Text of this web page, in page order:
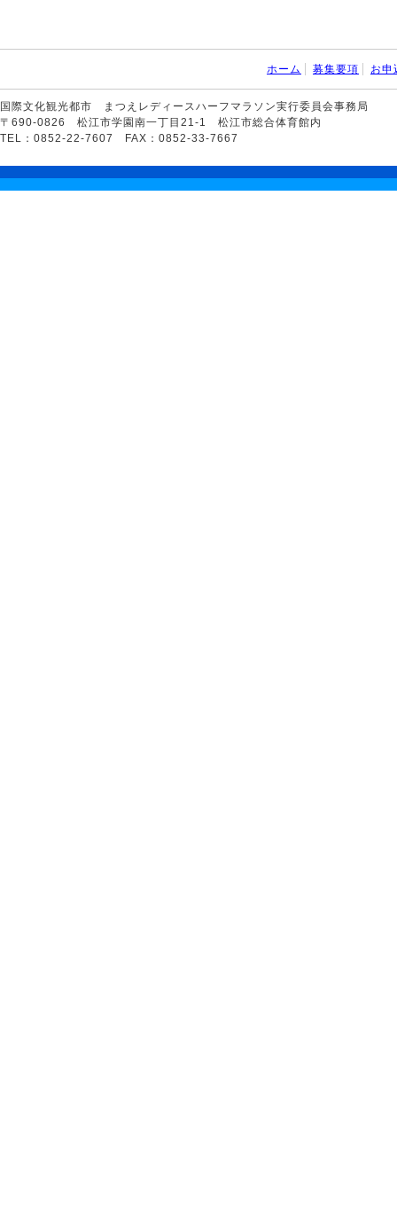
ホーム 募集要項 お申
国際文化観光都市 まつえレディースハーフマラソン実行委員会事務局
〒690-0826 松江市学園南一丁目21-1 松江市総合体育館内
TEL：0852-22-7607 FAX：0852-33-7667